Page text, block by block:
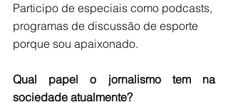
Participo de especiais como podcasts,
programas de discussão de esporte
porque sou apaixonado.
Qual papel o jornalismo tem na
sociedade atualmente?